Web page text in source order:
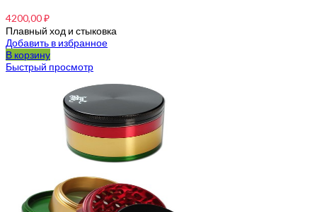
4200,00₽
Плавный ход и стыковка
Добавить в избранное
В корзину
Быстрый просмотр